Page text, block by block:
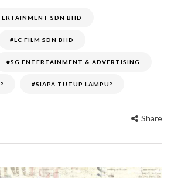
SDN BHD
#LC FILM SDN BHD
#SG ENTERTAINMENT & ADVERTISING
#SIAPA TUTUP LAMPU?
Share